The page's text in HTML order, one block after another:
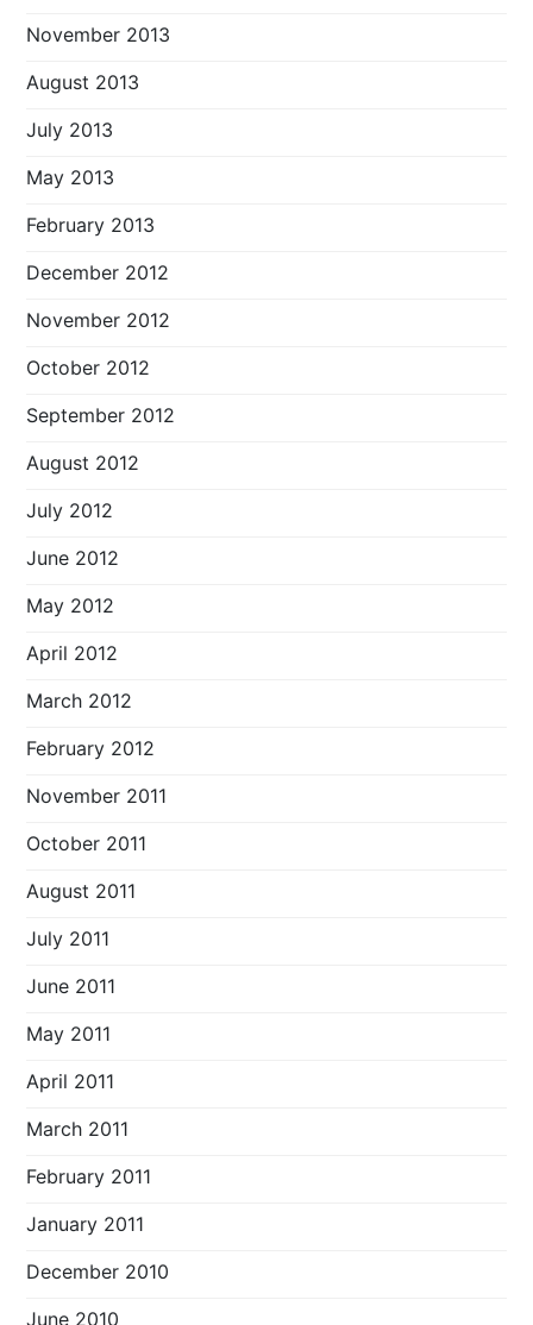
November 2013
August 2013
July 2013
May 2013
February 2013
December 2012
November 2012
October 2012
September 2012
August 2012
July 2012
June 2012
May 2012
April 2012
March 2012
February 2012
November 2011
October 2011
August 2011
July 2011
June 2011
May 2011
April 2011
March 2011
February 2011
January 2011
December 2010
June 2010